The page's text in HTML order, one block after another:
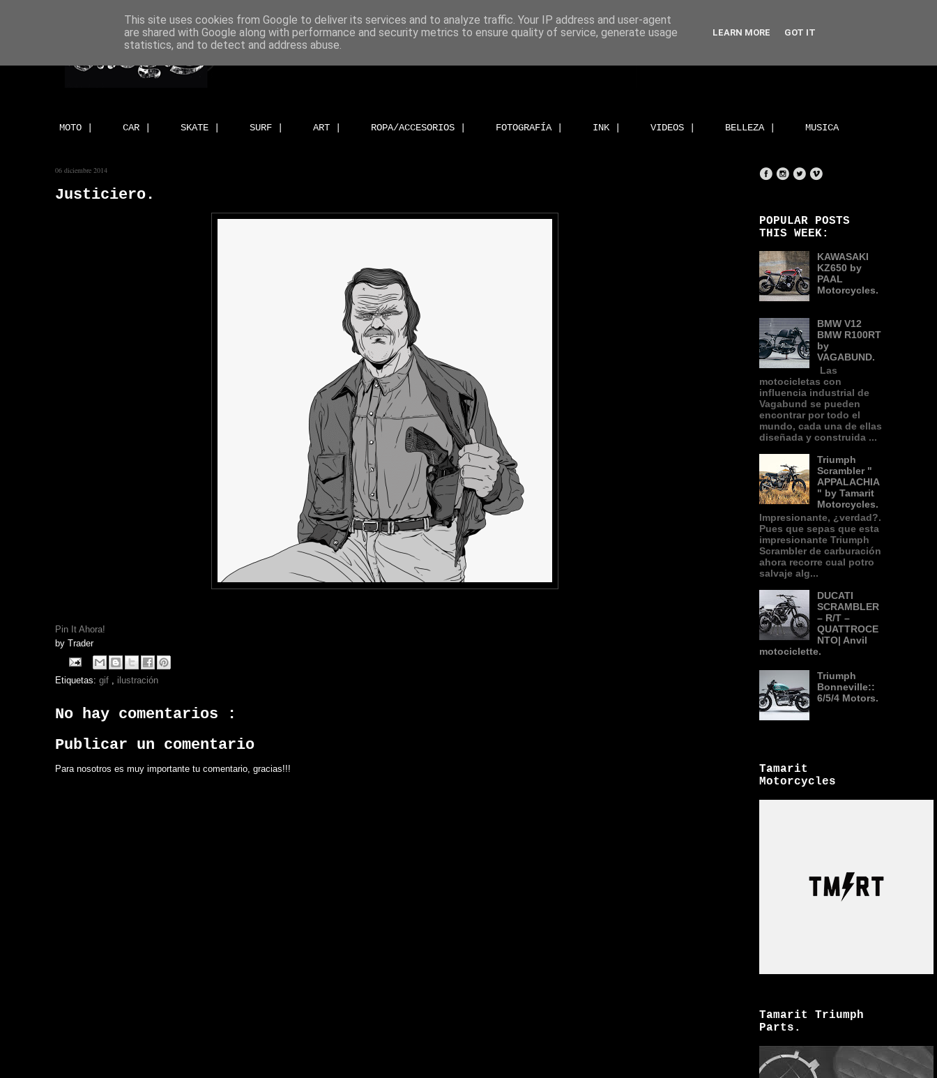
MOTO | CAR | SKATE | SURF | ART | ROPA/ACCESORIOS | FOTOGRAFÍA | INK | VIDEOS | BELLEZA | MUSICA
06 diciembre 2014
Justiciero.
Pin It Ahora!
by Trader
Etiquetas: gif ilustración
No hay comentarios :
Publicar un comentario
Para nosotros es muy importante tu comentario, gracias!!!
POPULAR POSTS
THIS WEEK:
KAWASAKI
KZ650 by
PAAL
Motorcycles.
BMW V12
BMW R100RT
by
VAGABUND.
Las
motocicletas con
influencia industrial de
Vagabund se pueden
encontrar por todo el
mundo, cada una de ellas
diseñada y construida ...
Triumph
Scrambler "
APPALACHIA
" by Tamarit
Motorcycles.
Impresionante, ¿verdad?.
Pues que sepas que esta
impresionante Triumph
Scrambler de carburación
ahora recorre cual potro
salvaje alg...
DUCATI
SCRAMBLER
– R/T –
QUATTROCE
NTO| Anvil
motociclette.
Triumph
Bonneville::
6/5/4 Motors.
Tamarit
Motorcycles
Tamarit Triumph
Parts.
This site uses cookies from Google to deliver its services and to analyze traffic. Your IP address and user-agent
are shared with Google along with performance and security metrics to ensure quality of service, generate usage
statistics, and to detect and address abuse.
LEARN MORE GOT IT